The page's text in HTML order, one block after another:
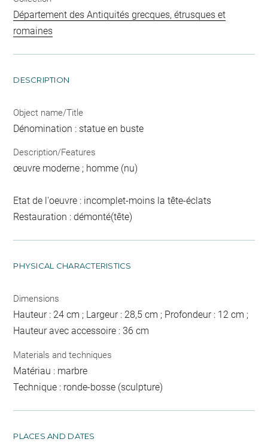
Département des Antiquités grecques, étrusques et
romaines
DESCRIPTION
Object name/Title
Dénomination : statue en buste
Description/Features
œuvre moderne ; homme (nu)
Etat de l'oeuvre : incomplet-moins la tête-éclats
Restauration : démonté(tête)
PHYSICAL CHARACTERISTICS
Dimensions
Hauteur : 24 cm ; Largeur : 28,5 cm ; Profondeur : 12 cm ;
Hauteur avec accessoire : 36 cm
Materials and techniques
Matériau : marbre
Technique : ronde-bosse (sculpture)
PLACES AND DATES